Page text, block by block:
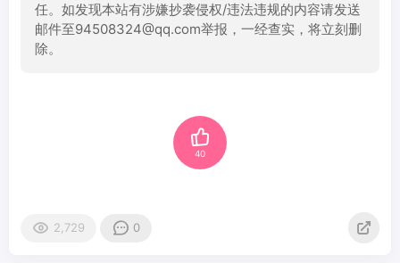
任。如发现本站有涉嫌抄袭侵权/违法违规的内容请发送
邮件至94508324@qq.com举报，一经查实，将立刻删
除。
40
2,729 0